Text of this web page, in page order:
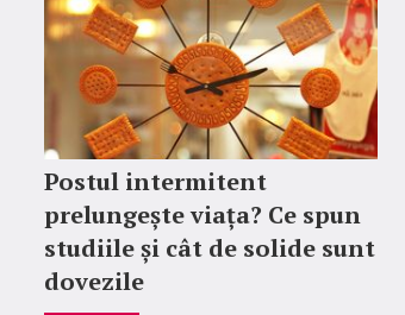
Postul intermitent
prelungește viața? Ce spun
studiile și cât de solide sunt
dovezile